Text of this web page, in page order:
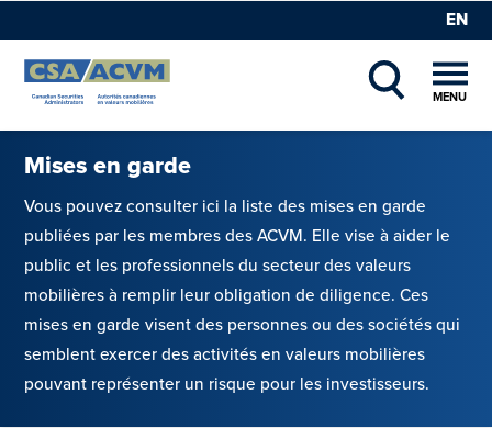
EN
SHOW
MENU
Mises en garde
Vous pouvez consulter ici la liste des mises en garde
publiées par les membres des ACVM. Elle vise à aider le
public et les professionnels du secteur des valeurs
mobilières à remplir leur obligation de diligence. Ces
mises en garde visent des personnes ou des sociétés qui
semblent exercer des activités en valeurs mobilières
pouvant représenter un risque pour les investisseurs.